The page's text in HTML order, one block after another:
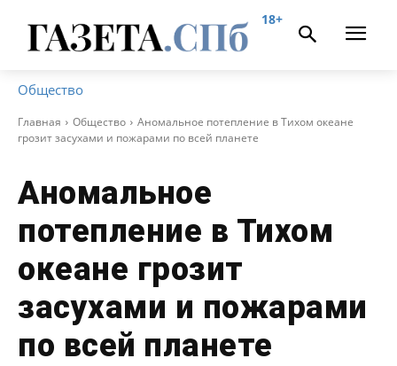
18+
Общество
Главная Общество
Аномальное потепление в Тихом океане
грозит засухами и пожарами по всей планете
Аномальное
потепление в Тихом
океане грозит
засухами и пожарами
по всей планете